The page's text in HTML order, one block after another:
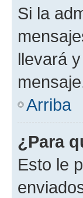
Si la
llevará
Arriba
¿Para
Esto le